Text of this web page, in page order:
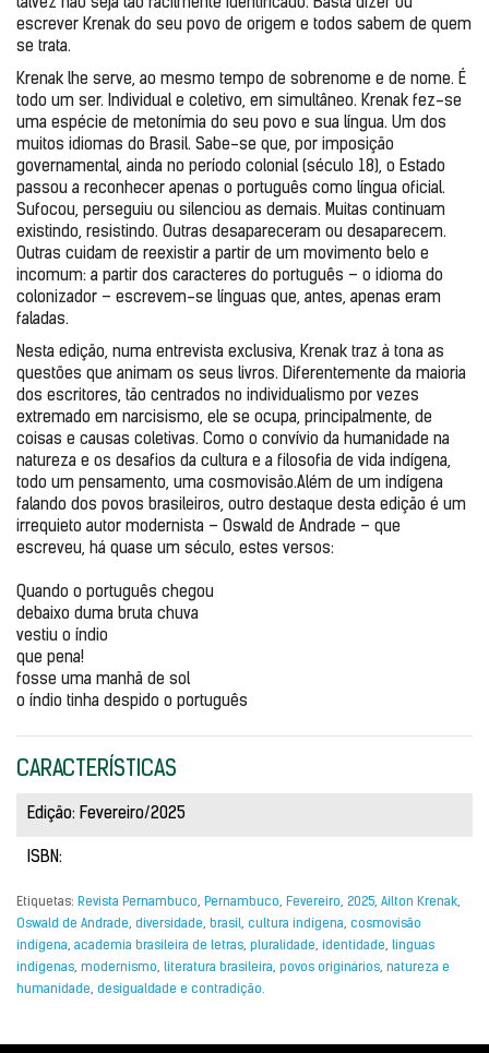
talvez não seja tão facilmente identificado. Basta dizer ou
escrever Krenak do seu povo de origem e todos sabem de quem
se trata.
Krenak lhe serve, ao mesmo tempo de sobrenome e de nome. É
todo um ser. Individual e coletivo, em simultâneo. Krenak fez-se
uma espécie de metonímia do seu povo e sua língua. Um dos
muitos idiomas do Brasil. Sabe-se que, por imposição
governamental, ainda no período colonial (século 18), o Estado
passou a reconhecer apenas o português como língua oficial.
Sufocou, perseguiu ou silenciou as demais. Muitas continuam
existindo, resistindo. Outras desapareceram ou desaparecem.
Outras cuidam de reexistir a partir de um movimento belo e
incomum: a partir dos caracteres do português – o idioma do
colonizador – escrevem-se línguas que, antes, apenas eram
faladas.
Nesta edição, numa entrevista exclusiva, Krenak traz à tona as
questões que animam os seus livros. Diferentemente da maioria
dos escritores, tão centrados no individualismo por vezes
extremado em narcisismo, ele se ocupa, principalmente, de
coisas e causas coletivas. Como o convívio da humanidade na
natureza e os desafios da cultura e a filosofia de vida indígena,
todo um pensamento, uma cosmovisão.Além de um indígena
falando dos povos brasileiros, outro destaque desta edição é um
irrequieto autor modernista – Oswald de Andrade – que
escreveu, há quase um século, estes versos:
Quando o português chegou
debaixo duma bruta chuva
vestiu o índio
que pena!
fosse uma manhã de sol
o índio tinha despido o português
CARACTERÍSTICAS
Edição: Fevereiro/2025
ISBN:
Etiquetas: Revista Pernambuco, Pernambuco, Fevereiro, 2025, Ailton Krenak,
Oswald de Andrade, diversidade, brasil, cultura indígena, cosmovisão
indígena, academia brasileira de letras, pluralidade, identidade, línguas
indígenas, modernismo, literatura brasileira, povos originários, natureza e
humanidade, desigualdade e contradição.